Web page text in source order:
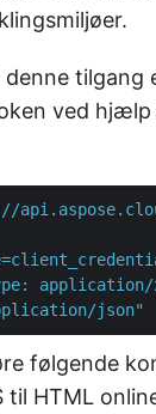
tilgang
ved
application/
json"
følgende
til HTML